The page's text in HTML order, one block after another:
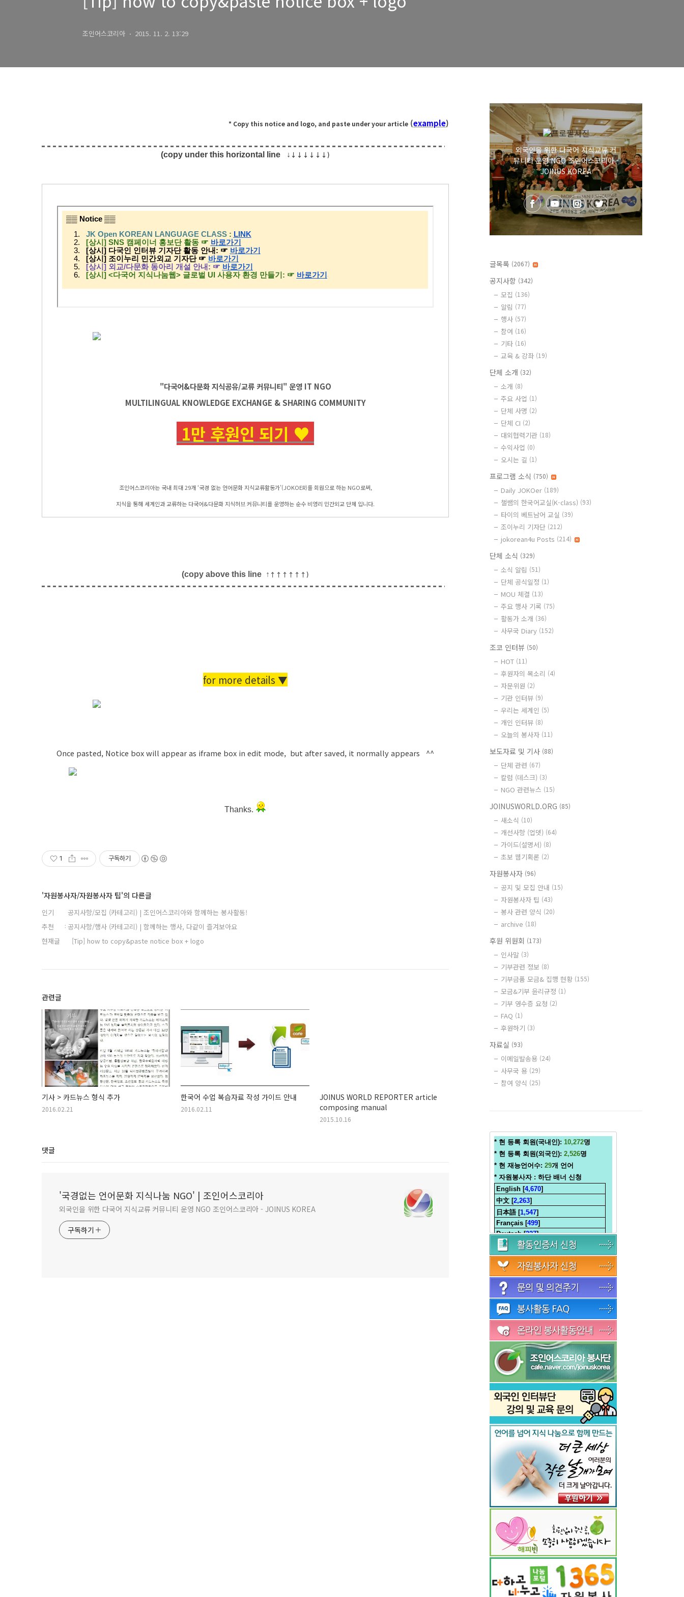
조인어스코리아 2015. 11. 2. 13:29
* Copy this notice and logo, and paste under your article (example)
(copy under this horizontal line ↓ ↓ ↓ ↓ ↓ ↓ ↓)
"다국어&다문화 지식공유/교류 커뮤니티" 운영 IT NGO
MULTILINGUAL KNOWLEDGE EXCHANGE & SHARING COMMUNITY
1만 후원인 되기 ♥
조인어스코리아는 국내 최대 29개 ‘국경 없는 언어문화 지식교류활동가’(JOKOER)를 회원으로 하는 NGO로써,
지식을 통해 세계인과 교류하는 다국어&다문화 지식허브 커뮤니티를 운영하는 순수 비영리 민간외교 단체 입니다.
(copy above this line ↑ ↑ ↑ ↑ ↑ ↑ ↑ )
for more details ▼
Once pasted, Notice box will appear as iframe box in edit mode, but after saved, it normally appears ^^
Thanks.
1 구독하기
'자원봉사자/자원봉사자 팁'의 다른글
인기
공지사항/모집 (카테고리) | 조인어스코리아와 함께하는 봉사활동!
추천
공지사항/행사 (카테고리) | 함께하는 행사, 다같이 즐겨보아요
현재글
[Tip] how to copy&paste notice box + logo
관련글
기사 > 카드뉴스 형식 추가
2016.02.21
한국어 수업 복습자료 작성 가이드 안내
2016.02.11
JOINUS WORLD REPORTER article
composing manual
2015.10.16
댓글
'국경없는 언어문화 지식나눔 NGO' | 조인어스코리아
외국인을 위한 다국어 지식교류 커뮤니티 운영 NGO 조인어스코리아 - JOINUS KOREA
구독하기
외국인을 위한 다국어 지식교류 커
뮤니티 운영 NGO 조인어스코리아 -
JOINUS KOREA
글목록 (2067)
공지사항 (342)
모집 (136)
알림 (77)
행사 (57)
참여 (16)
기타 (16)
교육 & 강좌 (19)
단체 소개 (32)
소개 (8)
주요 사업 (1)
단체 사명 (2)
단체 CI (2)
대외협력기관 (18)
수익사업 (0)
오시는 길 (1)
프로그램 소식 (750)
Daily JOKOer (189)
챌쌤의 한국어교실(K-class) (93)
타이의 베트남어 교실 (39)
조이누리 기자단 (212)
jokorean4u Posts (214)
단체 소식 (329)
소식 알림 (51)
단체 공식일정 (1)
MOU 체결 (13)
주요 행사 기록 (75)
활동가 소개 (36)
사무국 Diary (152)
조코 인터뷰 (50)
HOT (11)
후원자의 목소리 (4)
자문위원 (2)
기관 인터뷰 (9)
우리는 세계인 (5)
개인 인터뷰 (8)
오늘의 봉사자 (11)
보도자료 및 기사 (88)
단체 관련 (67)
칼럼 (데스크) (3)
NGO 관련뉴스 (15)
JOINUSWORLD.ORG (85)
새소식 (10)
개선사항 (업뎃) (64)
가이드(설명서) (8)
초보 웹기획론 (2)
자원봉사자 (96)
공지 및 모집 안내 (15)
자원봉사자 팁 (43)
봉사 관련 양식 (20)
archive (18)
후원 위원회 (173)
인사말 (3)
기부관련 정보 (8)
기부금품 모금& 집행 현황 (155)
모금&기부 윤리규정 (1)
기부 영수증 요청 (2)
FAQ (1)
후원하기 (3)
자료실 (93)
이메일발송용 (24)
사무국 용 (29)
참여 양식 (25)